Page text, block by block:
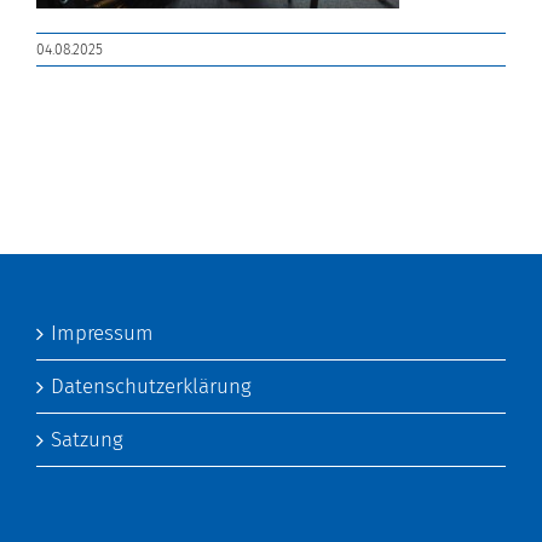
04.08.2025
Impressum
Datenschutzerklärung
Satzung